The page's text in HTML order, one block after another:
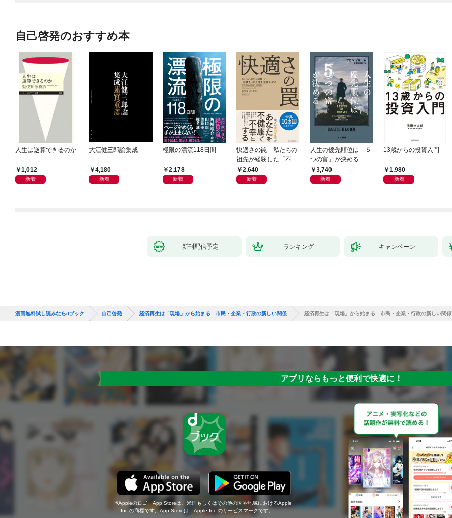
自己啓発のおすすめ本
人生は逆算できるのか
1,012
新着
大江健三郎論集成
4,180
新着
極限の漂流118日間
2,178
新着
快適さの罠―私たちの
祖先が経験した「不快
さ」が人生を充実させ
る
2,640
新着
人生の優先順位は「５
つの富」が決める
3,740
新着
13歳からの投資入門
1,980
新着
新刊配信予定 ランキング キャンペーン
漫画無料試し読みならdブック 自己啓発 経済再生は「現場」から始まる 市民・企業・行政の新しい関係 経済再生は「現場」から始まる 市民・企業・行政の新しい関係
アプリならもっと便利で快適に！
Appleのロゴ、App Storeは、米国もしくはその他の国や地域におけるApple
Inc.の商標です。App Storeは、Apple Inc.のサービスマークです。